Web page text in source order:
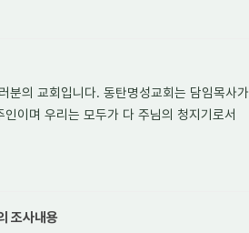
분의 교회입니다. 동탄명성교회는 담임목사가
이며 우리는 모두가 다 주님의 청지기로서
조사내용